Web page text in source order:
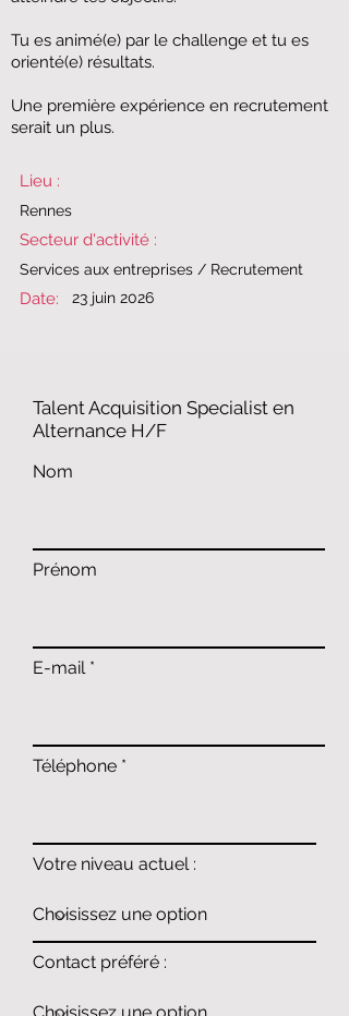
​Tu es animé(e) par le challenge et tu es
orienté(e) résultats.
​Une première expérience en recrutement
serait un plus.
Lieu :
​​Rennes​
Secteur d'activité :
​​Services aux entreprises / Recrutement​
Date: 23 juin 2026
​​Talent Acquisition Specialist​ en
Alternance H/F
Nom
Prénom
E-mail
Téléphone
Votre niveau actuel :
Contact préféré :